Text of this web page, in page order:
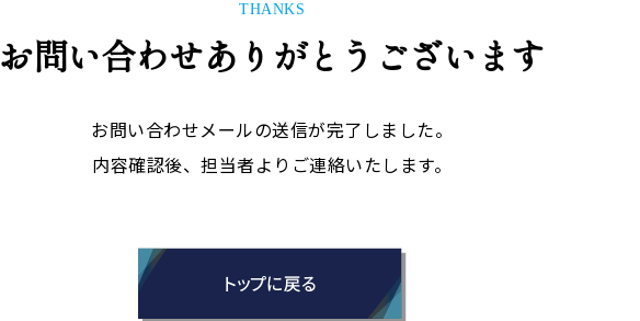
THANKS
お問い合わせありがとうございます
お問い合わせメールの送信が完了しました。
内容確認後、担当者よりご連絡いたします。